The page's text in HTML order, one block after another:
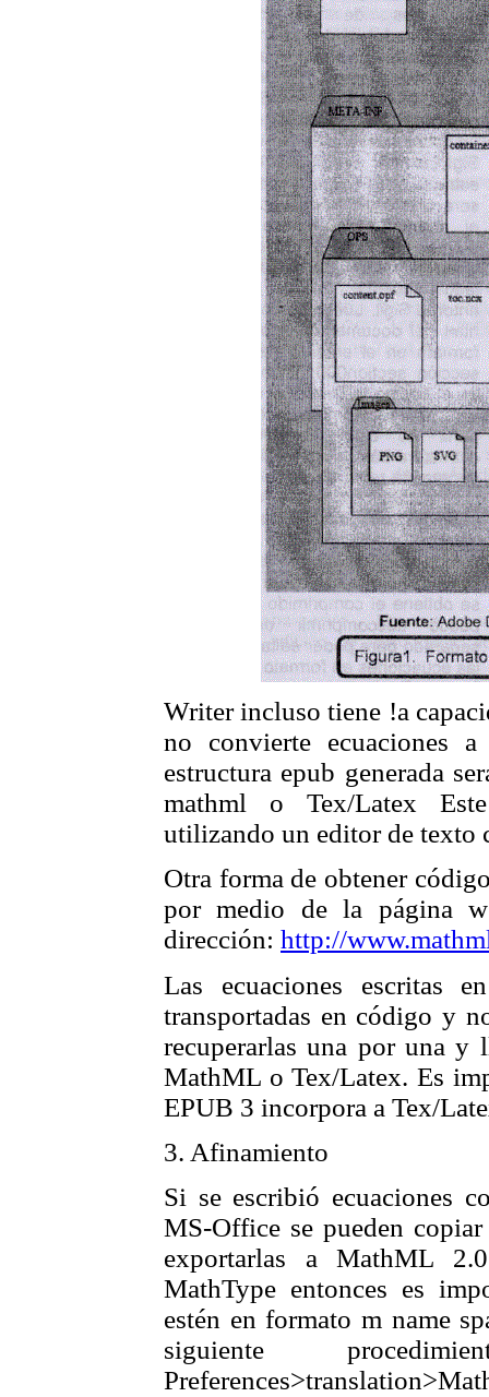
Writer incluso tiene !a
no convierte ecuaciones
estructura epub generada
mathml o Tex/Latex
utilizando un editor de texto
Otra forma de obtener
por medio de la página
dirección: http://
Las ecuaciones escritas
transportadas en código y
recuperarlas una por una
MathML o Tex/Latex. Es
EPUB 3 incorpora a Tex/
3. Afinamiento
Si se escribió ecuaciones
MS-Office se pueden
exportarlas a MathML
MathType entonces es
estén en formato m name
siguiente